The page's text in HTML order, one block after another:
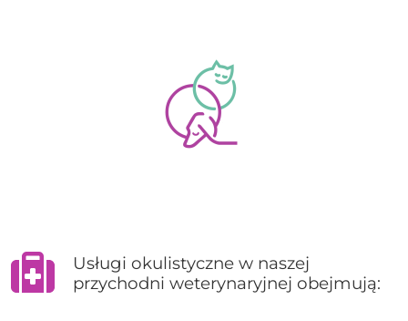
Usługi okulistyczne w naszej
przychodni weterynaryjnej obejmują: